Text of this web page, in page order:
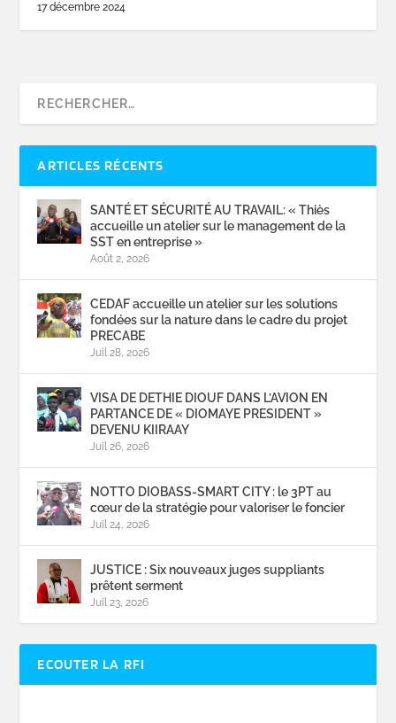
17 décembre 2024
ARTICLES RÉCENTS
SANTÉ ET SÉCURITÉ AU TRAVAIL: « Thiès
accueille un atelier sur le management de la
SST en entreprise »
Août 2, 2026
CEDAF accueille un atelier sur les solutions
fondées sur la nature dans le cadre du projet
PRECABE
Juil 28, 2026
VISA DE DETHIE DIOUF DANS L’AVION EN
PARTANCE DE « DIOMAYE PRESIDENT »
DEVENU KIIRAAY
Juil 26, 2026
NOTTO DIOBASS-SMART CITY : le 3PT au
cœur de la stratégie pour valoriser le foncier
Juil 24, 2026
JUSTICE : Six nouveaux juges suppliants
prêtent serment
Juil 23, 2026
ECOUTER LA RFI